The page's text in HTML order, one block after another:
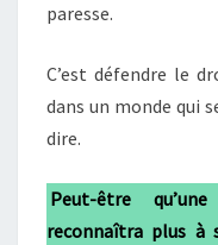
paresse.
C’est défendre le
dans un monde qui
dire.
Peut-être
reconnaîtra plus à